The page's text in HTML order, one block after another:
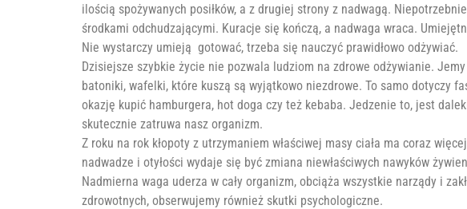
ilością spożywanych posiłków, a z drugiej strony z nadwagą.
środkami odchudzającymi. Kuracje się kończą, a nadwaga wraca.
Nie wystarczy umieją gotować, trzeba się nauczyć prawidłowo odżywiać.
Dzisiejsze szybkie życie nie pozwala ludziom na zdrowe odżywianie.
batoniki, wafelki, które kuszą są wyjątkowo niezdrowe. To samo dotyczy
okazję kupić hamburgera, hot doga czy też kebaba. Jedzenie to, jest
skutecznie zatruwa nasz organizm.
Z roku na rok kłopoty z utrzymaniem właściwej masy ciała ma coraz
nadwadze i otyłości wydaje się być zmiana niewłaściwych nawyków
Nadmierna waga uderza w cały organizm, obciąża wszystkie narządy i
zdrowotnych, obserwujemy również skutki psychologiczne.